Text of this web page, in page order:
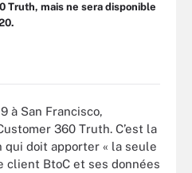
Truth, mais ne sera disponible
à San Francisco,
360 Truth. C’est la
doit apporter « la seule
client BtoC et ses données